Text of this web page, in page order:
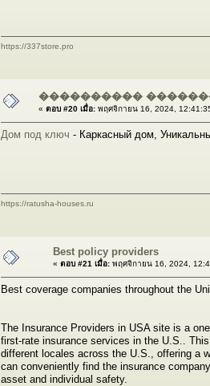
https://337store.pro
����������
« ตอบ #20 เมื่อ: พฤศจิกายน 16, 2024,
Дом под ключ - Каркасный дом,
https://ratusha-houses.ru
Best policy providers
« ตอบ #21 เมื่อ: พฤศจิกายน 16, 2024,
Best coverage companies throughout the
The Insurance Providers in USA site is a
first-rate insurance services in the U.S..
different locales across the U.S., offering a
can conveniently find the insurance
asset and individual safety.